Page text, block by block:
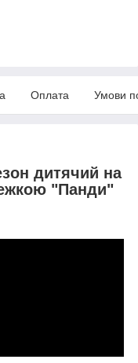
Оплата Умови
дитячий на
"Панди"